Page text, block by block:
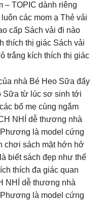
– TOPIC dành riêng
các mom ạ Thẻ vải
cấp Sách vải đi nào
thích thị giác Sách vải
trắng kích thích thị giác
nhà Bé Heo Sữa đấy
Sữa từ lúc sơ sinh tới
bố mẹ cùng ngắm
NHÍ dễ thương nhà
là model cứng
chơi sách mặt hớn hở
biết sách đẹp như thế
thích đa giác quan
NHÍ dễ thương nhà
là model cứng